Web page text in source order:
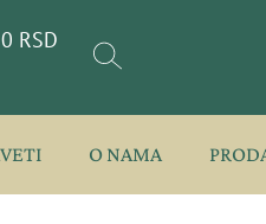
0 RSD
O NAMA